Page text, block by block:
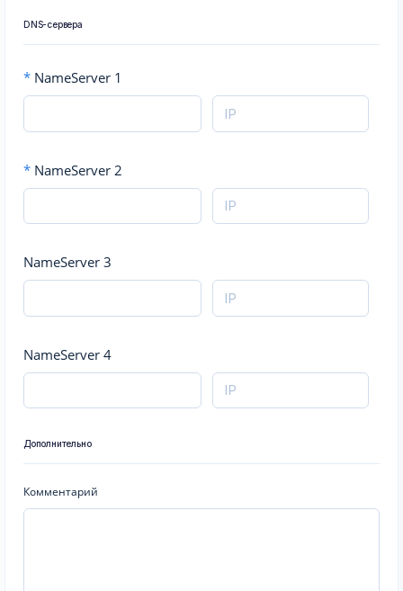
DNS-сервера
* NameServer 1
* NameServer 2
NameServer 3
NameServer 4
Дополнительно
Комментарий